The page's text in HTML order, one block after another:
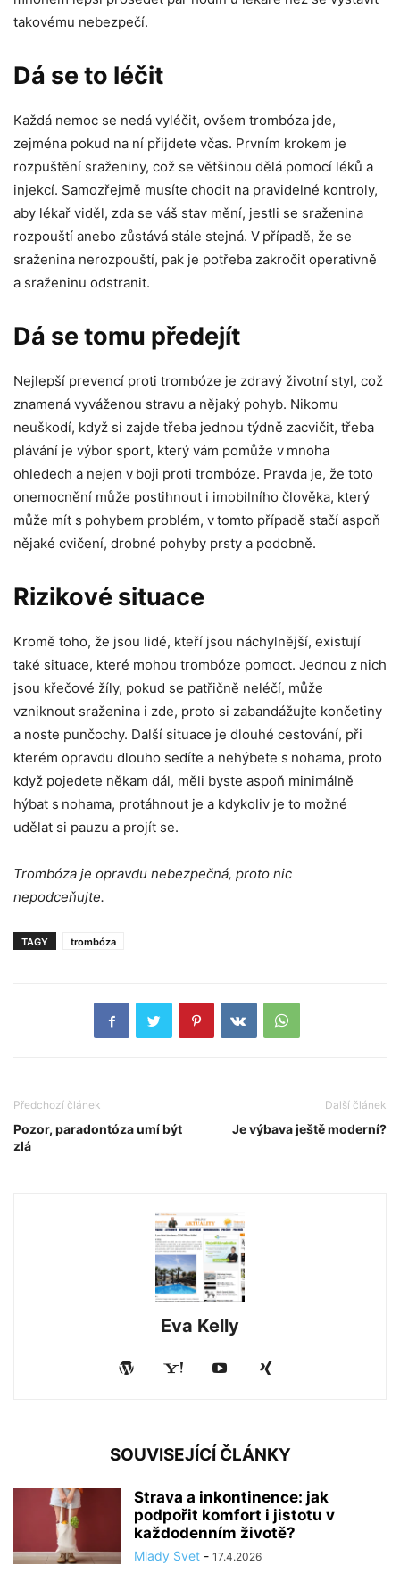
takovému nebezpečí.
Dá se to léčit
Každá nemoc se nedá vyléčit, ovšem trombóza jde,
zejména pokud na ní přijdete včas. Prvním krokem je
rozpuštění sraženiny, což se většinou dělá pomocí léků a
injekcí. Samozřejmě musíte chodit na pravidelné kontroly,
aby lékař viděl, zda se váš stav mění, jestli se sraženina
rozpouští anebo zůstává stále stejná. V případě, že se
sraženina nerozpouští, pak je potřeba zakročit operativně
a sraženinu odstranit.
Dá se tomu předejít
Nejlepší prevencí proti trombóze je zdravý životní styl, což
znamená vyváženou stravu a nějaký pohyb. Nikomu
neuškodí, když si zajde třeba jednou týdně zacvičit, třeba
plávání je výbor sport, který vám pomůže v mnoha
ohledech a nejen v boji proti trombóze. Pravda je, že toto
onemocnění může postihnout i imobilního člověka, který
může mít s pohybem problém, v tomto případě stačí aspoň
nějaké cvičení, drobné pohyby prsty a podobně.
Rizikové situace
Kromě toho, že jsou lidé, kteří jsou náchylnější, existují
také situace, které mohou trombóze pomoct. Jednou z nich
jsou křečové žíly, pokud se patřičně neléčí, může
vzniknout sraženina i zde, proto si zabandážujte končetiny
a noste punčochy. Další situace je dlouhé cestování, při
kterém opravdu dlouho sedíte a nehýbete s nohama, proto
když pojedete někam dál, měli byste aspoň minimálně
hýbat s nohama, protáhnout je a kdykoliv je to možné
udělat si pauzu a projít se.
Trombóza je opravdu nebezpečná, proto nic
nepodceňujte.
TAGY trombóza
Předchozí článek
Pozor, paradontóza umí být
zlá
Další článek
Je výbava ještě moderní?
Eva Kelly
SOUVISEJÍCÍ ČLÁNKY
Strava a inkontinence: jak
podpořit komfort i jistotu v
každodenním životě?
Mlady Svet - 17.4.2026